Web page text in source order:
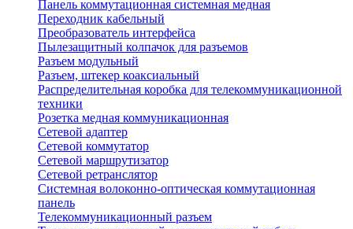
Панель коммутационная системная медная
Переходник кабельный
Преобразователь интерфейса
Пылезащитный колпачок для разъемов
Разъем модульный
Разъем, штекер коаксиальный
Распределительная коробка для телекоммуникационной
техники
Розетка медная коммуникационная
Сетевой адаптер
Сетевой коммутатор
Сетевой маршрутизатор
Сетевой ретранслятор
Системная волоконно-оптическая коммутационная
панель
Телекоммуникационный разъем